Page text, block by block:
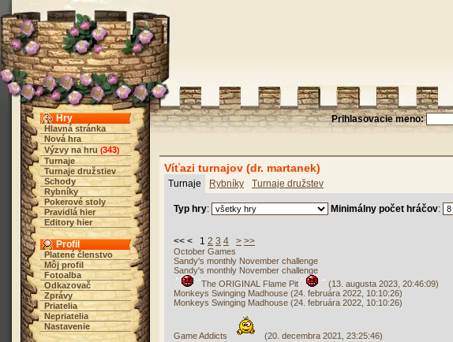
Hry
Hlavná stránka
Nová hra
Výzvy na hru (343)
Turnaje
Turnaje družstiev
Schody
Rybníky
Pokerové stoly
Pravidlá hier
Editory hier
Profil
Platené členstvo
Môj profil
Fotoalba
Odkazovač
Zprávy
Priatelia
Nepriatelia
Nastavenie
Prihlasovacie meno:
Víťazi turnajov (dr. martanek)
Turnaje Rybníky Turnaje družstev
Typ hry: Minimálny počet hráčov:
<< < 1 2 3 4 > >>
October Games
Sandy's monthly November challenge
Sandy's monthly November challenge
The ORIGINAL Flame Pit
(13. augusta 2023, 20:46:09)
Monkeys Swinging Madhouse (24. februára 2022, 10:10:26)
Monkeys Swinging Madhouse (24. februára 2022, 10:10:26)
Game Addicts (20. decembra 2021, 23:25:46)